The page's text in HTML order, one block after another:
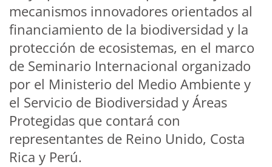
mecanismos innovadores orientados al
financiamiento de la biodiversidad y la
protección de ecosistemas, en el marco
de Seminario Internacional organizado
por el Ministerio del Medio Ambiente y
el Servicio de Biodiversidad y Áreas
Protegidas que contará con
representantes de Reino Unido, Costa
Rica y Perú.